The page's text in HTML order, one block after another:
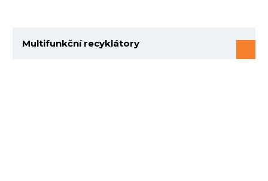
Multifunkční recyklátory